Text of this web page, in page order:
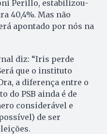
Perillo, estabilizou-
40,4%. Mas não
apontado por nós na
diz: “Iris perde
que o instituto
a diferença entre o
do PSB ainda é de
considerável e
de ser